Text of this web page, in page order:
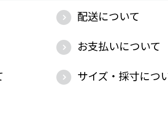
配送について
お支払いについて
サイズ・採寸につ